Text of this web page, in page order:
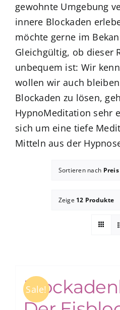
gewohnte Umgebung
innere Blockaden
möchte gerne im
Gleichgültig, ob dieser
unbequem ist: Wir
wollen wir auch
Blockaden zu lösen,
HypnoMeditation sehr
sich um eine tiefe
Mitteln aus der
Sortieren nach Preis
Zeige 12 Produkte
Sale!